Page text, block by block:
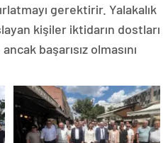
gerektirir. Yalakalık
kişiler iktidarın dostları
başarısız olmasını